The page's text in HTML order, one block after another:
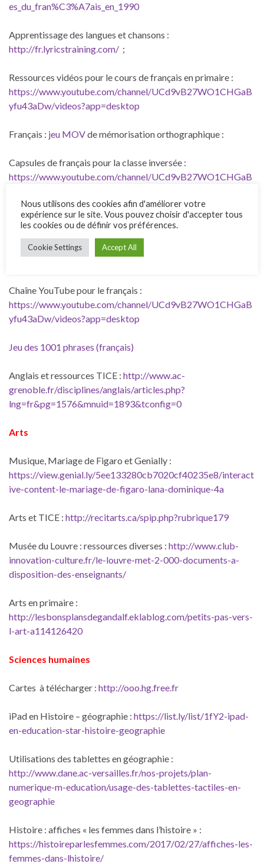
es_du_fran%C3%A7ais_en_1990
Apprentissage des langues et chansons :
http://fr.lyricstraining.com/ ;
Ressources vidéos pour le cours de français en primaire :
https://www.youtube.com/channel/UCd9vB27WO1CHGaB
yfu43aDw/videos?app=desktop
Français : jeu MOVde mémorisation orthographique :
Capsules de français pour la classe inversée :
https://www.youtube.com/channel/UCd9vB27WO1CHGaB
app=desktop&utm_content=buffer8920d&utm_medium=so
cial&utm_source=twitter.com&utm_campaign=buffer ;
iPad au cours de français :
Chaîne YouTube pour le français :
https://www.youtube.com/channel/UCd9vB27WO1CHGaB
yfu43aDw/videos?app=desktop
Jeu des 1001 phrases (français)
Anglais et ressources TICE : http://www.ac-
grenoble.fr/disciplines/anglais/articles.php?
lng=fr&pg=1576&mnuid=1893&tconfig=0
Arts
Musique, Mariage de Figaro et Genially :
https://view.genial.ly/5ee133280cb7020cf40235e8/interact
ive-content-le-mariage-de-figaro-lana-dominique-4a
Arts et TICE : http://recitarts.ca/spip.php?rubrique179
Musée du Louvre : ressources diverses : http://www.club-
innovation-culture.fr/le-louvre-met-2-000-documents-a-
disposition-des-enseignants/
Arts en primaire :
http://lesbonsplansdegandalf.eklablog.com/petits-pas-vers-
l-art-a114126420
Sciences humaines
Cartes à télécharger : http://ooo.hg.free.fr
iPad en Histoire – géographie : https://list.ly/list/1fY2-ipad-
en-education-star-histoire-geographie
Utilisations des tablettes en géographie :
http://www.dane.ac-versailles.fr/nos-projets/plan-
numerique-m-education/usage-des-tablettes-tactiles-en-
geographie
Histoire : affiches « les femmes dans l’histoire » :
https://histoireparlesfemmes.com/2017/02/27/affiches-les-
femmes-dans-lhistoire/
Nous utilisons des cookies afin d'améliorer votre
expérience sur le site. Vous pouvez choisir d'accepter tous
les cookies ou de définir vos préférences.
Cookie Settings Accept All